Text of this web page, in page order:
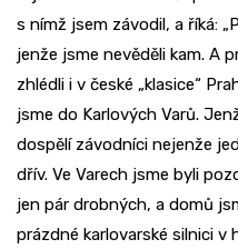
s nímž jsem závodil, a říká:
jenže jsme nevěděli kam. A
zhlédli i v české „klasice“
jsme do Karlových Varů.
dospělí závodníci nejenže
dřív. Ve Varech jsme byli
jen pár drobných, a domů
prázdné karlovarské silnici v